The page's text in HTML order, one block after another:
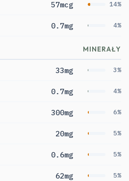
57mcg 14%
0.7mg 4%
MINERAŁY
33mg 3%
0.7mg 4%
300mg 6%
20mg 5%
0.6mg 5%
62mg 5%